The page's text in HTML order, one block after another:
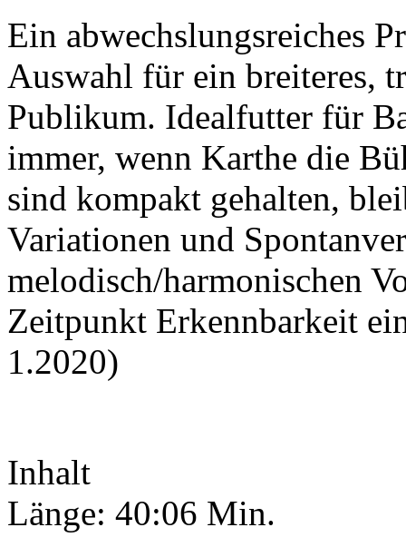
Ein abwechslungsreiches
Auswahl für ein breiteres,
Publikum. Idealfutter für
immer, wenn Karthe die
sind kompakt gehalten,
Variationen und
melodisch/harmonischen
Zeitpunkt Erkennbarkeit
1.2020)
Inhalt
Länge: 40:06 Min.